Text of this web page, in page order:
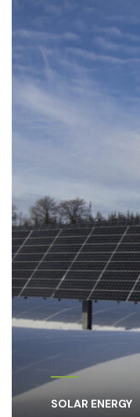
SOLAR ENERGY